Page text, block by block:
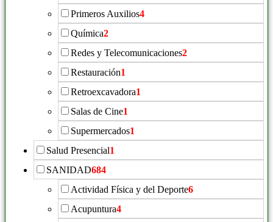
Primeros Auxilios4
Química2
Redes y Telecomunicaciones2
Restauración1
Retroexcavadora1
Salas de Cine1
Supermercados1
Salud Presencial1
SANIDAD684
Actividad Física y del Deporte6
Acupuntura4